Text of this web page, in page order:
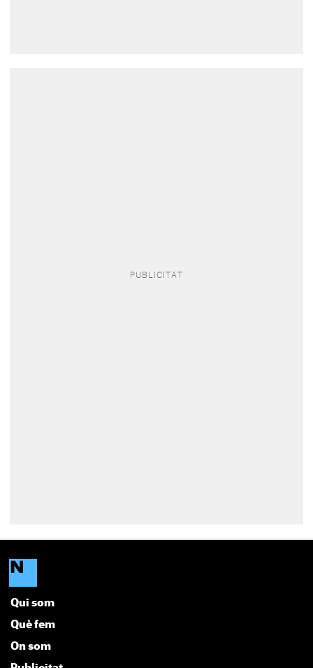
Qui som
Què fem
On som